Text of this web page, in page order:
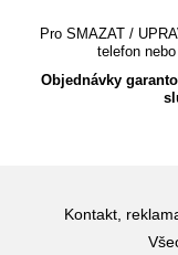
Pro SMAZAT /
telefon
Objednávky
Kontakt,